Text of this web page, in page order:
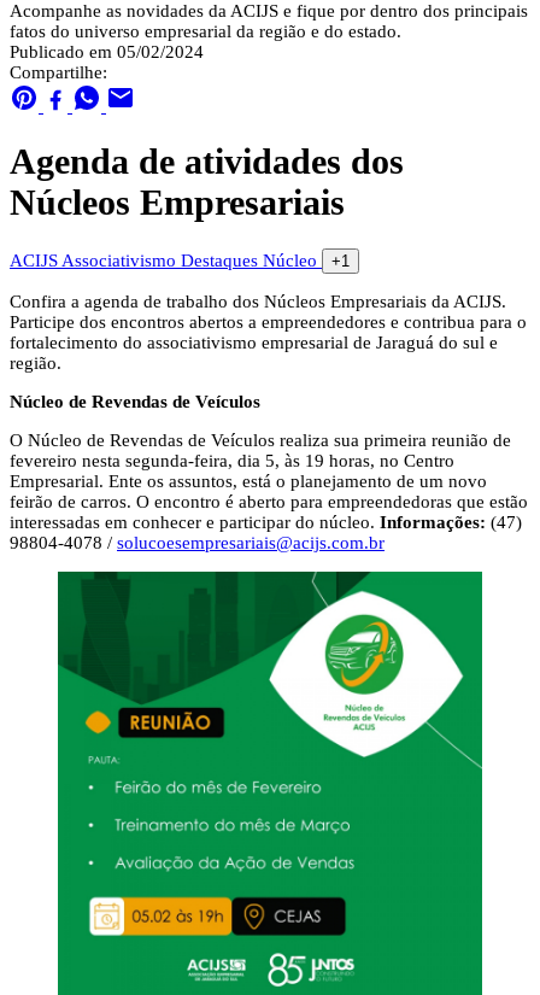
Acompanhe as novidades da ACIJS e fique por dentro dos principais
fatos do universo empresarial da região e do estado.
Publicado em 05/02/2024
Compartilhe:
Agenda de atividades dos
Núcleos Empresariais
ACIJS Associativismo Destaques Núcleo +1
Confira a agenda de trabalho dos Núcleos Empresariais da ACIJS.
Participe dos encontros abertos a empreendedores e contribua para o
fortalecimento do associativismo empresarial de Jaraguá do sul e
região.
Núcleo de Revendas de Veículos
O Núcleo de Revendas de Veículos realiza sua primeira reunião de
fevereiro nesta segunda-feira, dia 5, às 19 horas, no Centro
Empresarial. Ente os assuntos, está o planejamento de um novo
feirão de carros. O encontro é aberto para empreendedoras que estão
interessadas em conhecer e participar do núcleo. Informações: (47)
98804-4078 / solucoesempresariais@acijs.com.br